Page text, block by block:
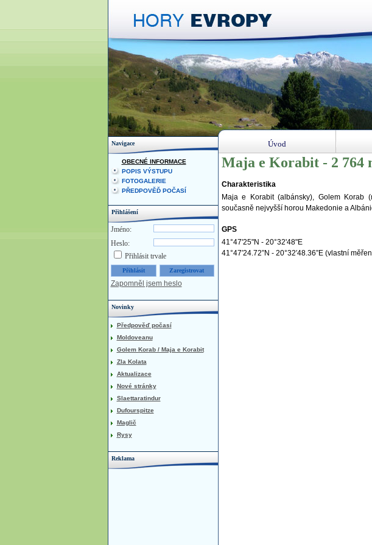
Maja e Korabit - 2 764
Charakteristika
Maja e Korabit (albánsky), Golem Korab
současně nejvyšší horou Makedonie a
GPS
41°47'25"N - 20°32'48"E
41°47′24.72”N - 20°32′48.36”E (vlastní
Navigace
OBECNÉ INFORMACE
POPIS VÝSTUPU
FOTOGALERIE
PŘEDPOVĚĎ POČASÍ
Přihlášení
Jméno:
Heslo:
Přihlásit trvale
Zapomněl jsem heslo
Novinky
Předpověď počasí
Moldoveanu
Golem Korab / Maja e Korabit
Zla Kolata
Aktualizace
Nové stránky
Slaettaratindur
Dufourspitze
Maglič
Rysy
Reklama
Úvod